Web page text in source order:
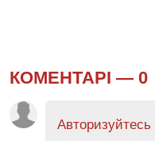
КОМЕНТАРІ — 0
Авторизуйтесь